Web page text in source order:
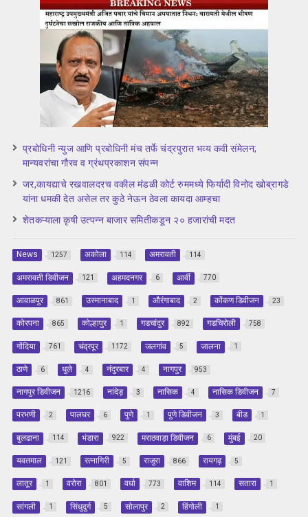
प्रबोधिनी न्युज आणि प्रबोधिनी मंच तर्फे चंद्रपुरात भव्य कवी संमेलन;
मान्यवरांचा गौरव व ग्रंथप्रकाशन संपन्न
जर,कायद्याचे रखवालदरच वकील मंडळी कोर्ट रुममध्ये फिर्यादी विनोद खोब्रागडे
यांना धमकी देत असेल तर कुठे नेऊन ठेवला कायदा आम्हचा
शेतकऱ्याला कृषी उत्पन्न बाजार समितीकडून २० हजारांची मदत
News 1257 अकोला 114 अमरावती 114
अमरावती डिवीजन 121 अहमदनगर 6 आर्वी 770
आवाळपुर 861 उस्मानाबाद 1 औरंगाबाद 2 कोंकण डिवीजन 23
कोरपना 865 कोल्हापुर 1 गडचांदुर 892 गडचिरोली 758
गोंदिया 761 चंद्रपूर 1172 जलगांव 5 जालना 1
ठाणे 6 धुले 4 नंदुरबार 4 नागपुर 953
नागपुर डिवीजन 1216 नांदेड़ 3 नासिक 4 नासिक डिवीजन 7
परभणी 2 पालघर 6 पुणे 1 पुणे डिवीजन 3 बीड 1
बुलढाना 114 भंडारा 922 मराठवाड़ा डिवीजन 6 मुंबई 20
यवतमाल 121 रत्‍नागिरी 5 राजुरा 866 रायगढ़ 5
लातूर 1 वरोरा 801 वर्धा 773 वाशिम 114 सतारा 1
सांगली 1 सिंधुदुर्ग 5 सोलापुर 2 हिंगोली 1